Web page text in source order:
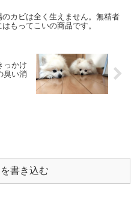
のカビは全く生えません。無精者
もってこいの商品です。
っかけ
臭い消
書き込む